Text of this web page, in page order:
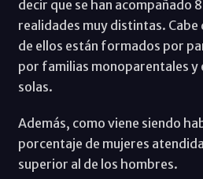
decir que se han acompañado
realidades muy distintas.
de ellos están formados por
por familias monoparentales y
solas.
Además, como viene siendo
porcentaje de mujeres
superior al de los hombres.